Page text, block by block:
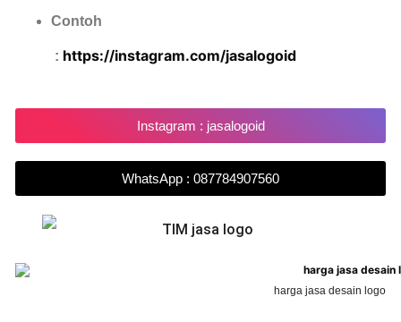
Contoh
: https://instagram.com/jasalogoid
Instagram : jasalogoid
WhatsApp : 087784907560
harga jasa desain logo